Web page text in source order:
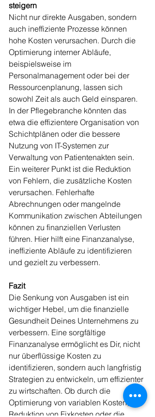
steigern
Nicht nur direkte Ausgaben, sondern
auch ineffiziente Prozesse können
hohe Kosten verursachen. Durch die
Optimierung interner Abläufe,
beispielsweise im
Personalmanagement oder bei der
Ressourcenplanung, lassen sich
sowohl Zeit als auch Geld einsparen.
In der Pflegebranche könnten das
etwa die effizientere Organisation von
Schichtplänen oder die bessere
Nutzung von IT-Systemen zur
Verwaltung von Patientenakten sein.
Ein weiterer Punkt ist die Reduktion
von Fehlern, die zusätzliche Kosten
verursachen. Fehlerhafte
Abrechnungen oder mangelnde
Kommunikation zwischen Abteilungen
können zu finanziellen Verlusten
führen. Hier hilft eine Finanzanalyse,
ineffiziente Abläufe zu identifizieren
und gezielt zu verbessern.
Fazit
Die Senkung von Ausgaben ist ein
wichtiger Hebel, um die finanzielle
Gesundheit Deines Unternehmens zu
verbessern. Eine sorgfältige
Finanzanalyse ermöglicht es Dir, nicht
nur überflüssige Kosten zu
identifizieren, sondern auch langfristig
Strategien zu entwickeln, um effizienter
zu wirtschaften. Ob durch die
Optimierung von variablen Kosten, die
Reduktion von Fixkosten oder die